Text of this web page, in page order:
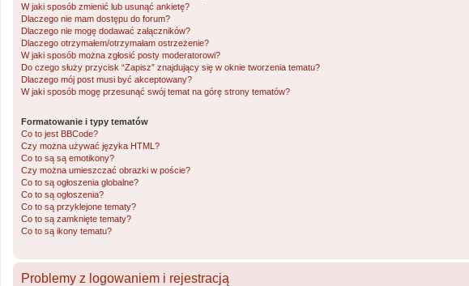
W jaki sposób zmienić lub usunąć ankietę?
Dlaczego nie mam dostępu do forum?
Dlaczego nie mogę dodawać załączników?
Dlaczego otrzymałem/otrzymałam ostrzeżenie?
W jaki sposób można zgłosić posty moderatorowi?
Do czego służy przycisk “Zapisz” znajdujący się w oknie tworzenia tematu?
Dlaczego mój post musi być akceptowany?
W jaki sposób mogę przesunąć swój temat na górę strony tematów?
Formatowanie i typy tematów
Co to jest BBCode?
Czy można używać języka HTML?
Co to są są emotikony?
Czy można umieszczać obrazki w poście?
Co to są ogłoszenia globalne?
Co to są ogłoszenia?
Co to są przyklejone tematy?
Co to są zamknięte tematy?
Co to są ikony tematu?
Problemy z logowaniem i rejestracją